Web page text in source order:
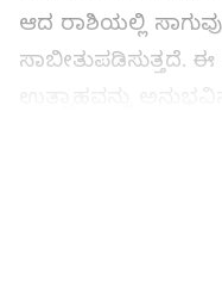
ಆದ ರಾಶಿಯಲ್ಲಿ
ಸಾಬೀತುಪಡಿಸುತ್ತದೆ.